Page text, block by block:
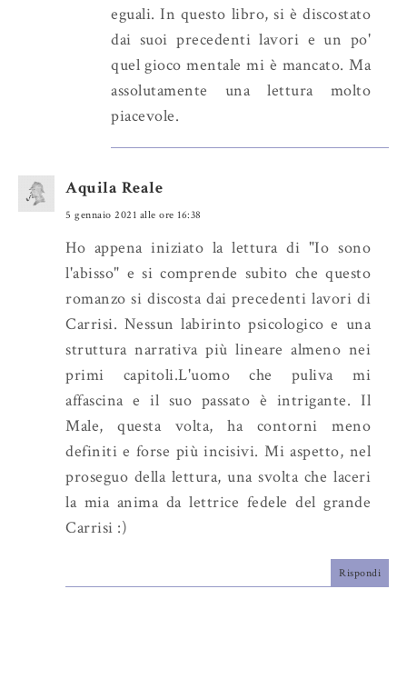
eguali. In questo libro, si è discostato
dai suoi precedenti lavori e un po'
quel gioco mentale mi è mancato. Ma
assolutamente una lettura molto
piacevole.
Aquila Reale
5 gennaio 2021 alle ore 16:38
Ho appena iniziato la lettura di "Io sono
l'abisso" e si comprende subito che questo
romanzo si discosta dai precedenti lavori di
Carrisi. Nessun labirinto psicologico e una
struttura narrativa più lineare almeno nei
primi capitoli.L'uomo che puliva mi
affascina e il suo passato è intrigante. Il
Male, questa volta, ha contorni meno
definiti e forse più incisivi. Mi aspetto, nel
proseguo della lettura, una svolta che laceri
la mia anima da lettrice fedele del grande
Carrisi :)
Rispondi